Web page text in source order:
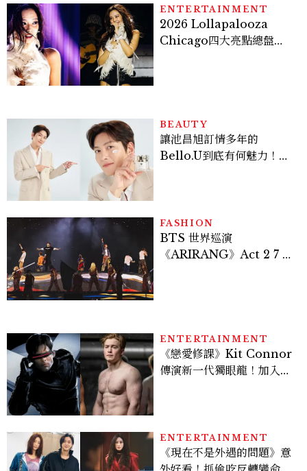
ENTERTAINMENT
2026 Lollapalooza
Chicago四大亮點總盤
BEAUTY
讓池昌旭訂情多年的
Bello.U到底有何魅力！揭
倦感，超神！
FASHION
BTS 世界巡演
《ARIRANG》Act 2 7 位
ENTERTAINMENT
《戀愛修課》Kit Connor
傳演新一代獨眼龍！加入新
ENTERTAINMENT
《現在不是外遇的問題》意